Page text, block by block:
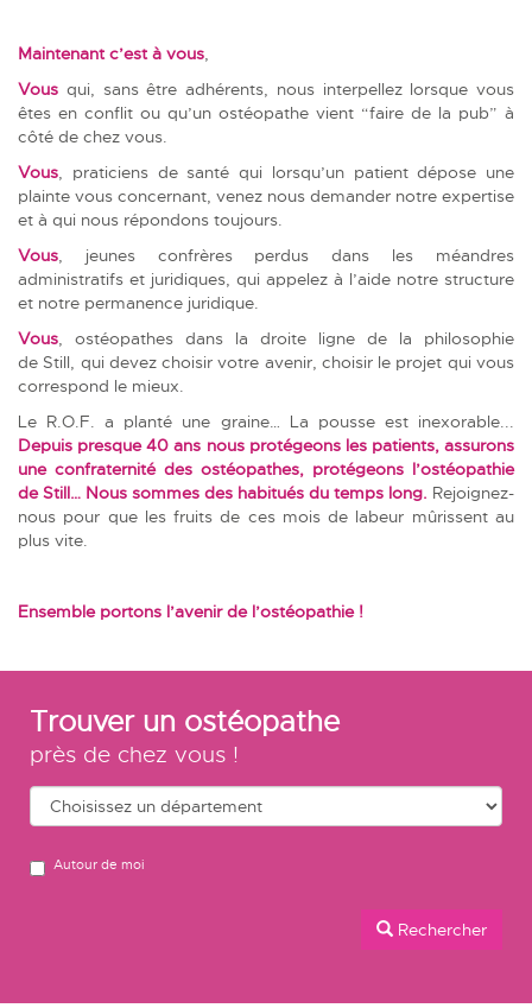
Maintenant c’est à vous,
Vous qui, sans être adhérents, nous interpellez lorsque vous
êtes en conflit ou qu’un ostéopathe vient “faire de la pub” à
côté de chez vous.
Vous, praticiens de santé qui lorsqu’un patient dépose une
plainte vous concernant, venez nous demander notre expertise
et à qui nous répondons toujours.
Vous, jeunes confrères perdus dans les méandres
administratifs et juridiques, qui appelez à l’aide notre structure
et notre permanence juridique.
Vous, ostéopathes dans la droite ligne de la philosophie
de Still, qui devez choisir votre avenir, choisir le projet qui vous
correspond le mieux.
Le R.O.F. a planté une graine… La pousse est inexorable...
Depuis presque 40 ans nous protégeons les patients, assurons
une confraternité des ostéopathes, protégeons l’ostéopathie
de Still… Nous sommes des habitués du temps long. Rejoignez-
nous pour que les fruits de ces mois de labeur mûrissent au
plus vite.
Ensemble portons l’avenir de l’ostéopathie !
Trouver un ostéopathe
près de chez vous !
Autour de moi
Rechercher